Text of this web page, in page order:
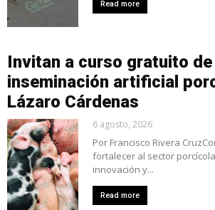
Read more
Invitan a curso gratuito de
inseminación artificial
Lázaro Cárdenas
6 agosto, 2026
Por Francisco Rivera
fortalecer al sector
innovación y...
Read more